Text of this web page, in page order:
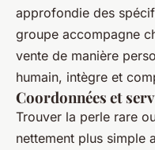
approfondie des
groupe accompagne
vente de manière
humain, intègre et
Coordonnées et
Trouver la perle rare
nettement plus simple